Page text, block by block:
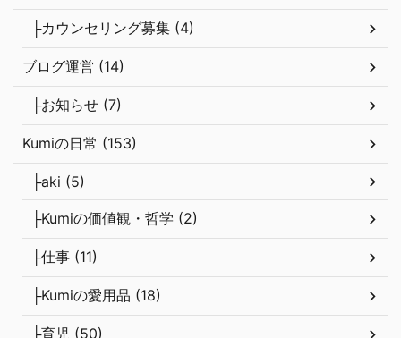
ブログ運営 (14)
├お知らせ (7)
Kumiの日常 (153)
├aki (5)
├Kumiの価値観・哲学 (2)
├仕事 (11)
├Kumiの愛用品 (18)
├育児 (50)
├旅行・レジャー (17)